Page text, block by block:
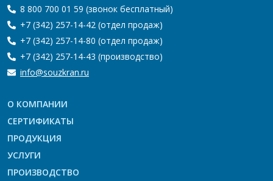
8 800 700 01 59 (звонок бесплатный)
+7 (342) 257-14-42 (отдел продаж)
+7 (342) 257-14-80 (отдел продаж)
+7 (342) 257-14-43 (производство)
info@souzkran.ru
О КОМПАНИИ
СЕРТИФИКАТЫ
ПРОДУКЦИЯ
УСЛУГИ
ПРОИЗВОДСТВО